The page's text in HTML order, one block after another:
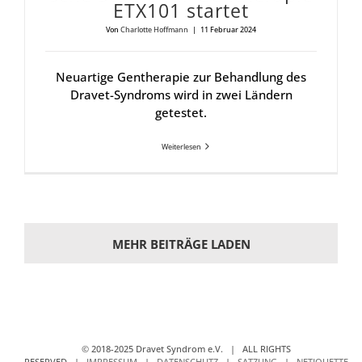
ETX101 star­tet
Von Charlotte Hoffmann | 11 Februar 2024
Neuartige Gentherapie zur Behandlung des
Dravet-Syndroms wird in zwei Ländern
getestet.
Weiterlesen
MEHR BEITRÄGE LADEN
© 2018-2025 Dravet Syndrom e.V. | ALL RIGHTS